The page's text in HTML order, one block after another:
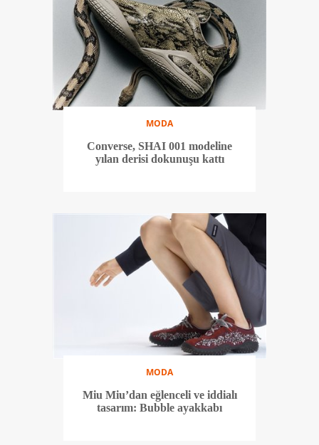
MODA
Converse, SHAI 001 modeline
yılan derisi dokunuşu kattı
MODA
Miu Miu’dan eğlenceli ve iddialı
tasarım: Bubble ayakkabı